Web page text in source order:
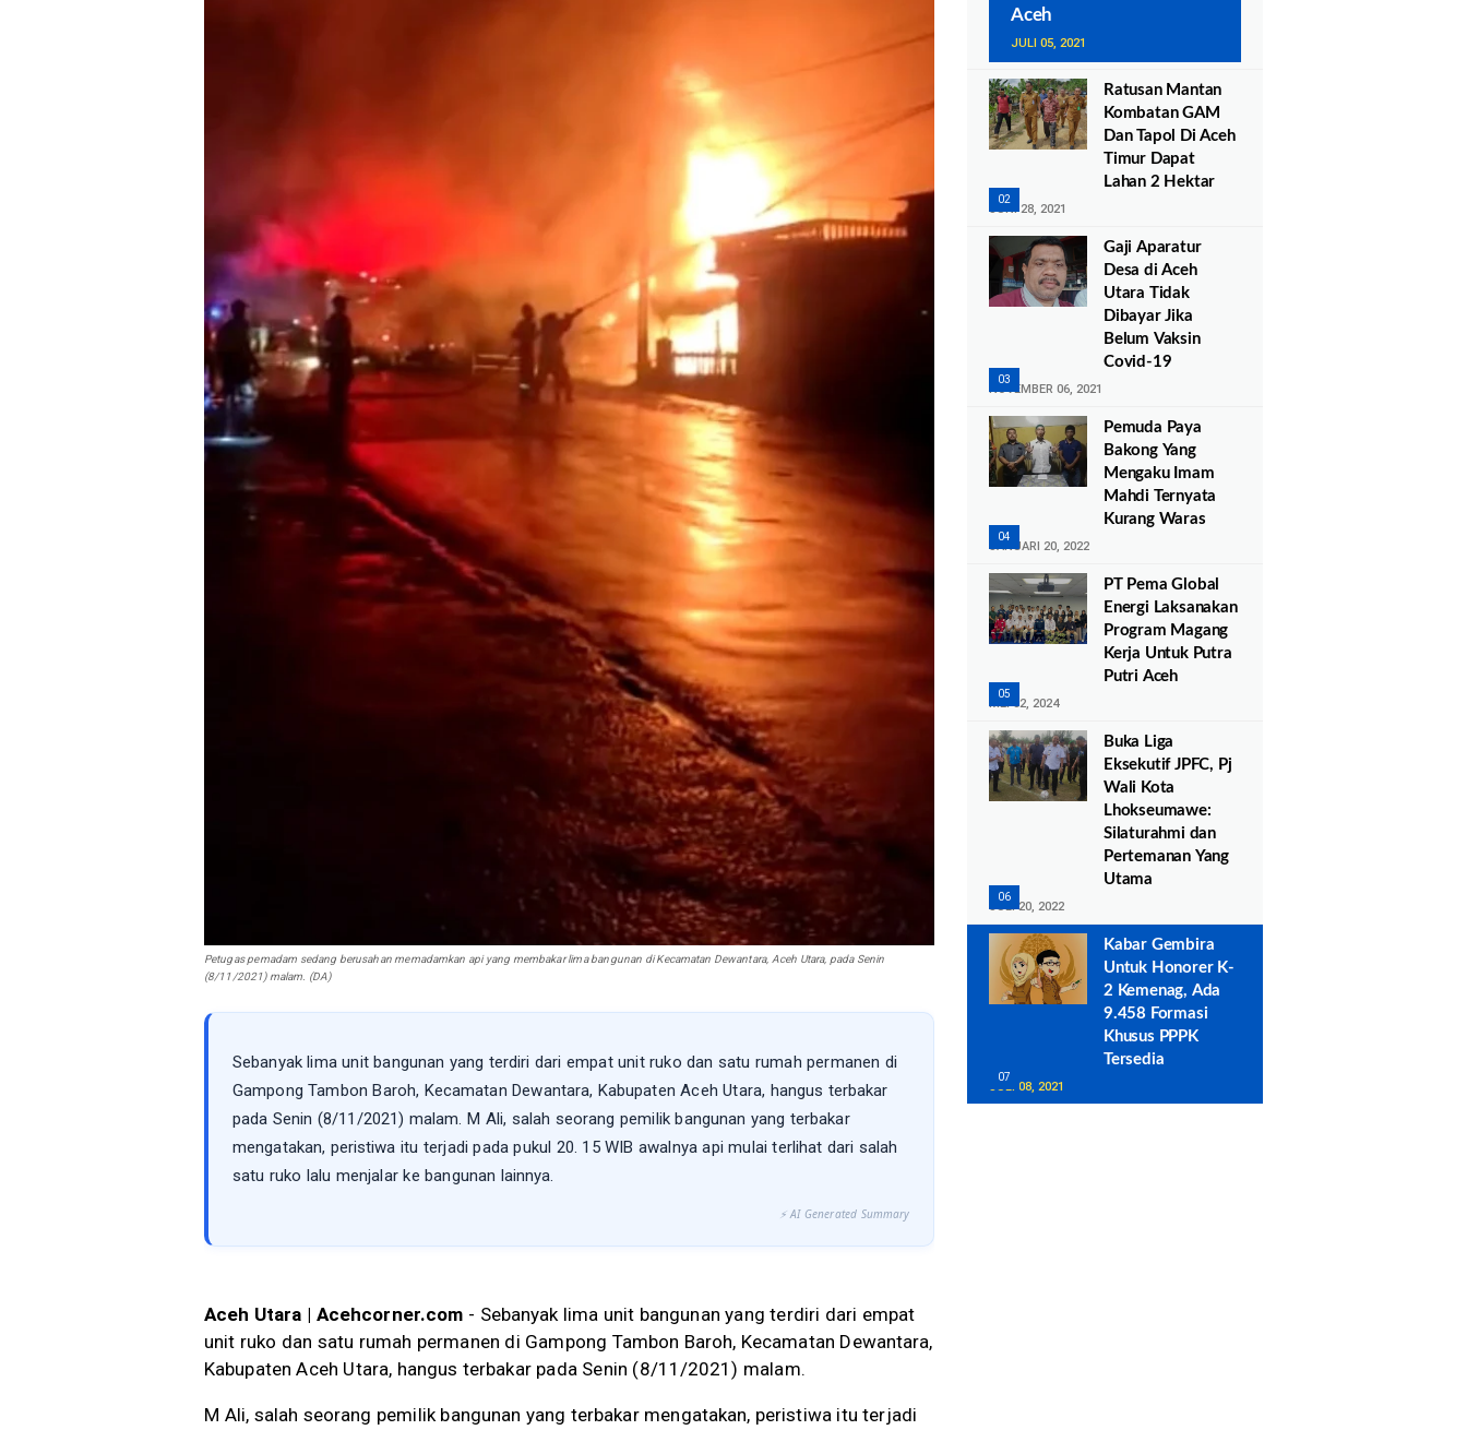
Petugas pemadam sedang berusahan memadamkan api yang membakar lima bangunan di Kecamatan Dewantara, Aceh Utara, pada Senin
(8/11/2021) malam. (DA)
Sebanyak lima unit bangunan yang terdiri dari empat unit ruko dan satu rumah permanen di
Gampong Tambon Baroh, Kecamatan Dewantara, Kabupaten Aceh Utara, hangus terbakar
pada Senin (8/11/2021) malam. M Ali, salah seorang pemilik bangunan yang terbakar
mengatakan, peristiwa itu terjadi pada pukul 20. 15 WIB awalnya api mulai terlihat dari salah
satu ruko lalu menjalar ke bangunan lainnya.
⚡ AI Generated Summary
Aceh Utara | Acehcorner.com - Sebanyak lima unit bangunan yang terdiri dari empat
unit ruko dan satu rumah permanen di Gampong Tambon Baroh, Kecamatan Dewantara,
Kabupaten Aceh Utara, hangus terbakar pada Senin (8/11/2021) malam.
M Ali, salah seorang pemilik bangunan yang terbakar mengatakan, peristiwa itu terjadi
Aceh
JULI 05, 2021
Ratusan Mantan
Kombatan GAM
Dan Tapol Di Aceh
Timur Dapat
Lahan 2 Hektar
JUNI 28, 2021
Gaji Aparatur
Desa di Aceh
Utara Tidak
Dibayar Jika
Belum Vaksin
Covid-19
NOVEMBER 06, 2021
Pemuda Paya
Bakong Yang
Mengaku Imam
Mahdi Ternyata
Kurang Waras
JANUARI 20, 2022
PT Pema Global
Energi Laksanakan
Program Magang
Kerja Untuk Putra
Putri Aceh
MEI 02, 2024
Buka Liga
Eksekutif JPFC, Pj
Wali Kota
Lhokseumawe:
Silaturahmi dan
Pertemanan Yang
Utama
JULI 20, 2022
Kabar Gembira
Untuk Honorer K-
2 Kemenag, Ada
9.458 Formasi
Khusus PPPK
Tersedia
JULI 08, 2021